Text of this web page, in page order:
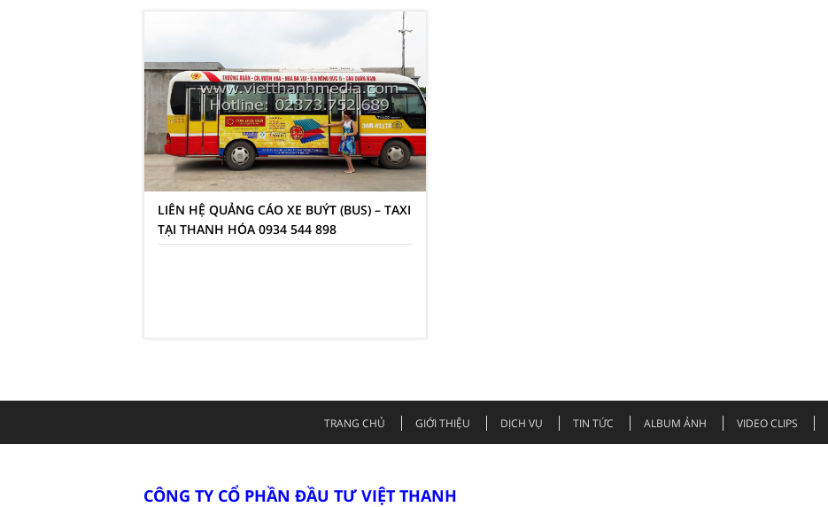
LIÊN HỆ QUẢNG CÁO XE BUÝT (BUS) – TAXI
TẠI THANH HÓA 0934 544 898
TRANG CHỦ GIỚI THIỆU DỊCH VỤ TIN TỨC ALBUM ẢNH VIDEO CLIPS
CÔNG TY CỔ PHẦN ĐẦU TƯ VIỆT THANH